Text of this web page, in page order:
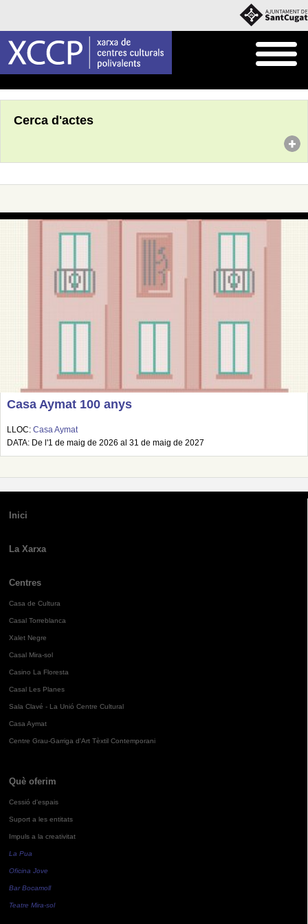
Cerca d'actes
Casa Aymat 100 anys
LLOC: Casa Aymat
DATA: De l'1 de maig de 2026 al 31 de maig de 2027
Inici
La Xarxa
Centres
Casa de Cultura
Casal Torreblanca
Xalet Negre
Casal Mira-sol
Casino La Floresta
Casal Les Planes
Sala Clavé - La Unió Centre Cultural
Casa Aymat
Centre Grau-Garriga d'Art Tèxtil Contemporani
Què oferim
Cessió d'espais
Suport a les entitats
Impuls a la creativitat
La Pua
Oficina Jove
Bar Bocamoll
Teatre Mira-sol